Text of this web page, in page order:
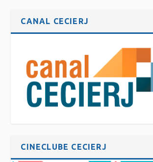
CANAL CECIERJ
CINECLUBE CECIERJ